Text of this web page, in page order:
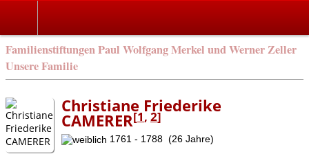
Familienstiftungen Paul Wolfgang Merkel und Werner Zeller
Unsere Familie
Christiane Friederike
CAMERER[1,2]
1761 - 1788 (26 Jahre)